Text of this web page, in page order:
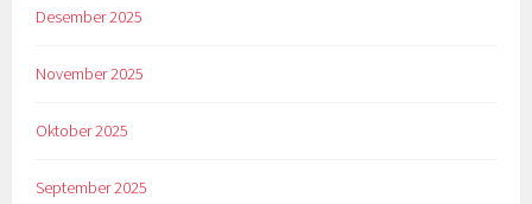
Desember 2025
November 2025
Oktober 2025
September 2025